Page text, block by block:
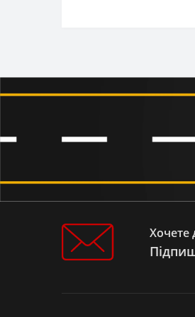
Мотоцикл KOVI 300
S/300 I PRO S
Мотоцикл KOVI 250 PRO
200/250
Мотоцикл GEON TERRA-
CAM
Мотоцикл GEON CROSS
Мотоцикл CHALLENGE
Хочете